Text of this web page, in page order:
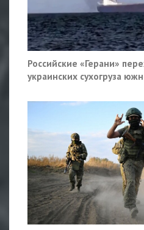
Российские «Герани»
украинских сухогруза